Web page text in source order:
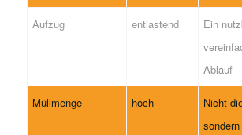
Aufzug entlastend
Ein
Ablauf
Müllmenge hoch
Nicht